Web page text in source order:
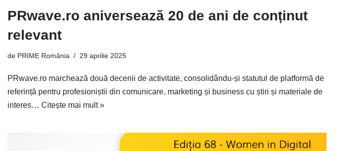
PRwave.ro aniversează 20 de ani de conținut
relevant
de PRIME România 29 aprilie 2025
PRwave.ro marchează două decenii de activitate, consolidându-și statutul de platformă de
referință pentru profesioniștii din comunicare, marketing și business cu știri și materiale de
interes… Citește mai mult »